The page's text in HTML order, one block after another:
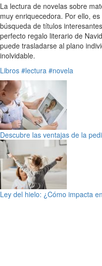
La lectura de novelas sobre
muy enriquecedora. Por ello,
búsqueda de títulos
perfecto regalo literario de
puede trasladarse al plano
inolvidable.
Libros #lectura #novela
Descubre las ventajas de la
Ley del hielo: ¿Cómo impacta